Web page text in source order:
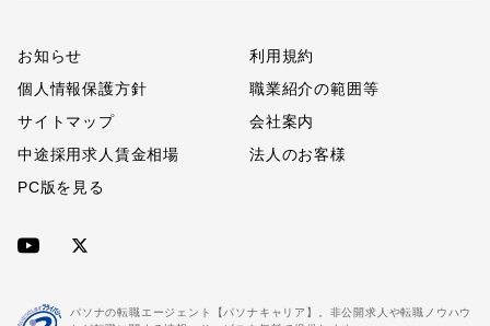
お知らせ
利用規約
個人情報保護方針
職業紹介の範囲等
サイトマップ
会社案内
中途採用求人賃金相場
法人のお客様
PC版を見る
パソナの転職エージェント【パソナキャリア】。非公開求人や転職ノウハウ